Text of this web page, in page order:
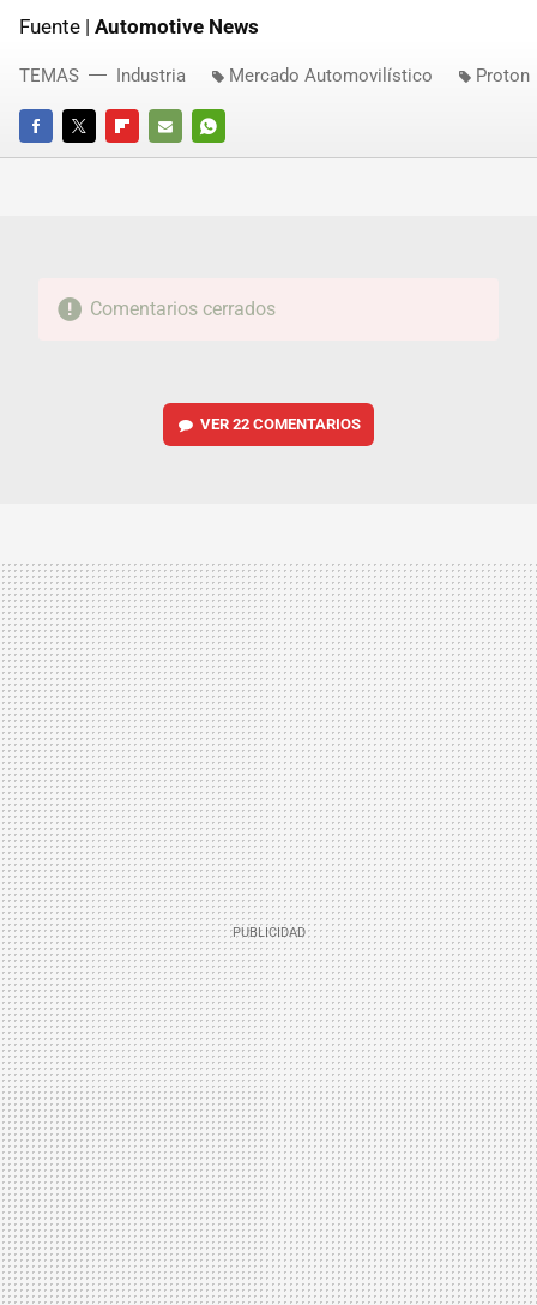
Fuente | Automotive News
FACEBOOKTWITTERFLIPBOARD
E-
WHATSAPP
TEMAS Industria Mercado Automovilístico Proton
Comentarios cerrados
VER 22 COMENTARIOS